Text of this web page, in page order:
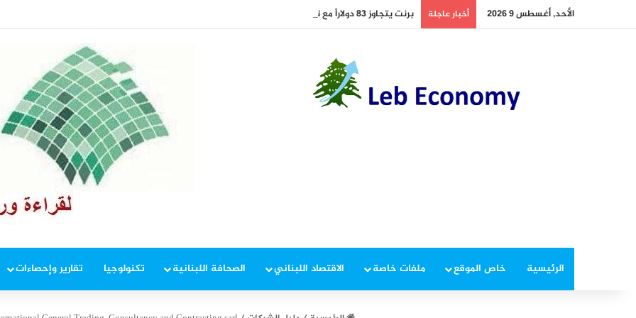
الأحد, أغسطس 9 2026 أخبار عاجلة برنت يتجاوز 83 دولاراً مع ترقب الأسواق لمقترحات تقييد الملاحة في هرمز
الرئيسية خاص الموقع ملفات خاصة الاقتصاد اللبناني الصحافة اللبنانية تكنولوجيا تقارير وإحصاءات